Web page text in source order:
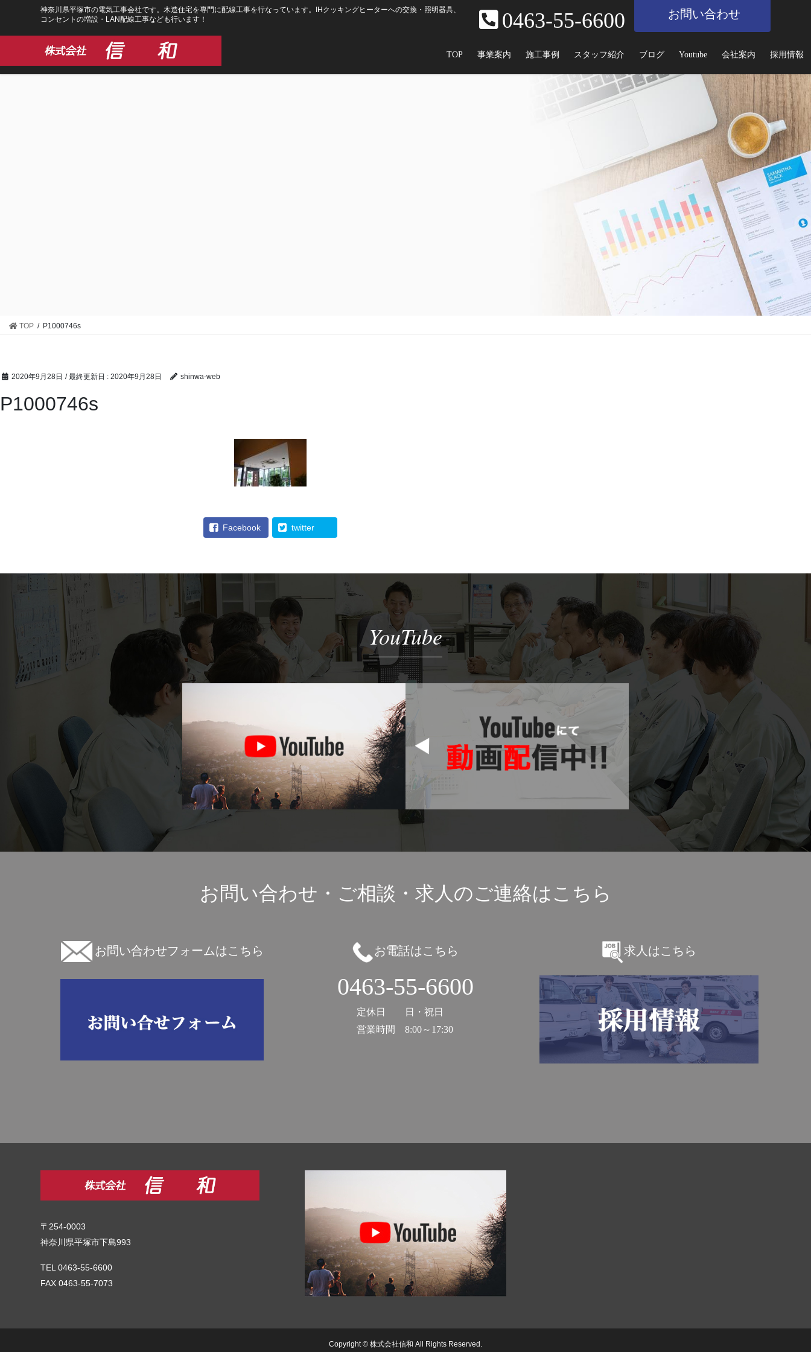
テ
ツ
ゲ
シ
神奈川県平塚市の電気工事会社です。木造住宅を専門に配線工事を行なっています。IHクッキングヒーターへの交換・照明器具、
コンセントの増設・LAN配線工事なども行います！
0463-55-6600 お問い合わせ
TOP 事業案内 施工事例 スタッフ紹介 ブログ Youtube 会社案内 採用情報
TOP P1000746s
2020年9月28日 / 最終更新日 : 2020年9月28日 shinwa-web
P1000746s
Facebook twitter
YouTube
お問い合わせ・ご相談・ 求人のご連絡はこちら
お問い合わせフォームはこちら お電話はこちら
0463-55-6600
定休日
日・祝日
営業時間
8:00～17:30
求人はこちら
〒254-0003
神奈川県平塚市下島993
TEL 0463-55-6600
FAX 0463-55-7073
Copyright © 株式会社信和 All Rights Reserved.